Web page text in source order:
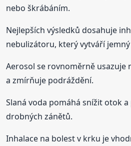
nebo škrábáním.
Nejlepších výsledků dosahuje
nebulizátoru, který vytváří
Aerosol se rovnoměrně usazuje
a zmírňuje podráždění.
Slaná voda pomáhá snížit otok
drobných zánětů.
Inhalace na bolest v krku je